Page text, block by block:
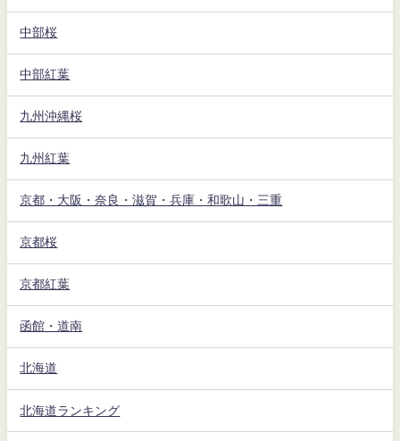
中部桜
中部紅葉
九州沖縄桜
九州紅葉
京都・大阪・奈良・滋賀・兵庫・和歌山・三重
京都桜
京都紅葉
函館・道南
北海道
北海道ランキング